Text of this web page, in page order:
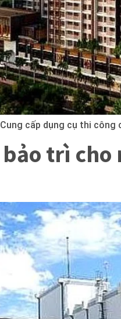
cấp dụng cụ thi công
trì cho